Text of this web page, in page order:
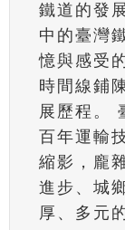
鐵道的發
中的臺灣
憶與感受
時間線鋪
展歷程。
百年運輸
縮影，龐
進步、城
厚、多元